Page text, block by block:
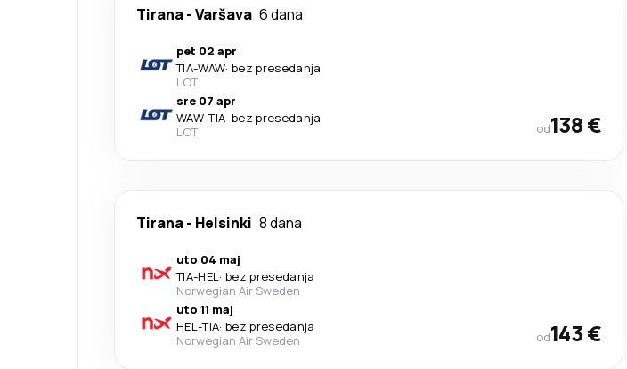
Tirana-Varšava 6 dana
pet 02 apr
TIA-WAW· bez presedanja
LOT
sre 07 apr
WAW-TIA· bez presedanja
LOT
od138 €
Tirana- Helsinki 8 dana
uto 04 maj
TIA-HEL· bez presedanja
Norwegian Air Sweden
uto 11 maj
HEL-TIA· bez presedanja
Norwegian Air Sweden
od143 €